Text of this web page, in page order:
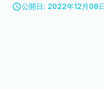
access_time公開日: 2022年12月08日